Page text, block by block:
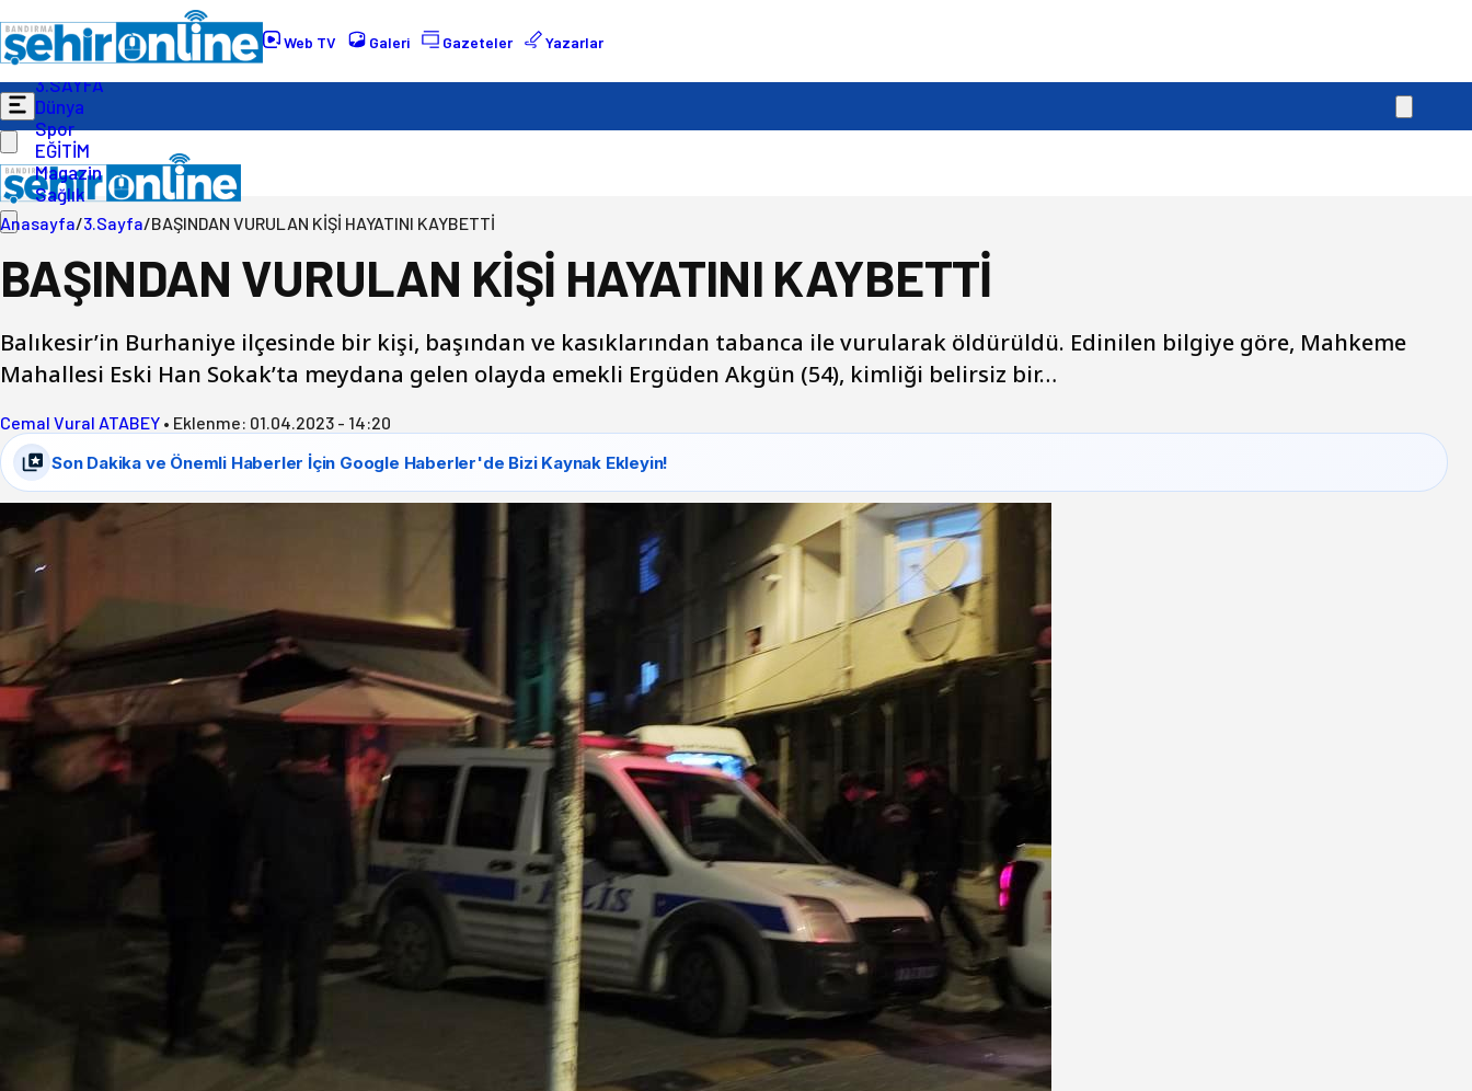
Web TV Galeri Gazeteler Yazarlar
Gündem
Ekonomi
Politika
3.SAYFA
Dünya
Spor
EĞİTİM
Magazin
Sağlık
Anasayfa/3.Sayfa/BAŞINDAN VURULAN KİŞİ HAYATINI KAYBETTİ
BAŞINDAN VURULAN KİŞİ HAYATINI KAYBETTİ
Balıkesir’in Burhaniye ilçesinde bir kişi, başından ve kasıklarından tabanca ile vurularak öldürüldü. Edinilen bilgiye göre, Mahkeme
Mahallesi Eski Han Sokak’ta meydana gelen olayda emekli Ergüden Akgün (54), kimliği belirsiz bir…
Cemal Vural ATABEY • Eklenme: 01.04.2023 - 14:20
Son Dakika ve Önemli Haberler İçin Google Haberler'de Bizi Kaynak Ekleyin!